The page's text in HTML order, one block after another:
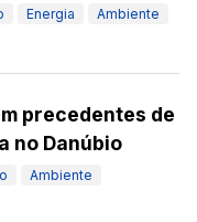
Energia Ambiente
precedentes de
no Danúbio
Ambiente